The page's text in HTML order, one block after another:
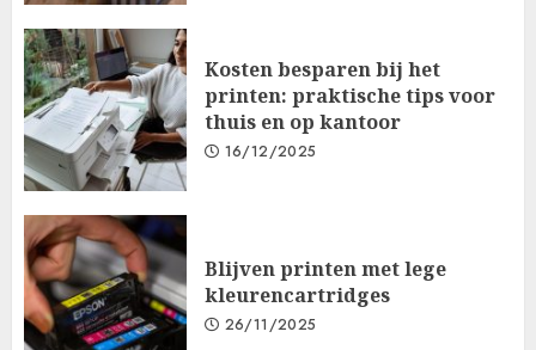
Kosten besparen bij het
printen: praktische tips voor
thuis en op kantoor
16/12/2025
Blijven printen met lege
kleurencartridges
26/11/2025